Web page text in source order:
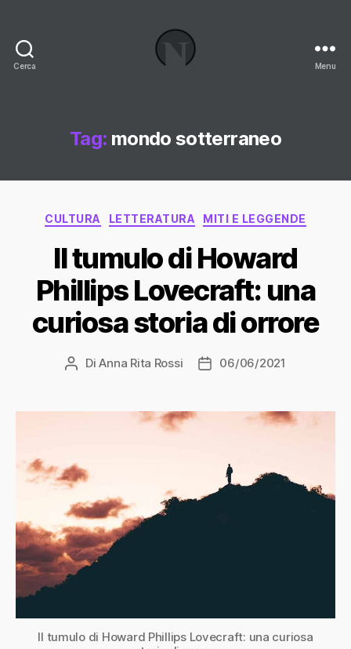
Cerca
Blog
Menu
Tag: mondo sotterraneo
Categorie
CULTURA LETTERATURA MITI E LEGGENDE
Il tumulo di Howard
Phillips Lovecraft: una
curiosa storia di orrore
Autore
DiAnna Rita Rossi
Data06/06/2021
Il tumulo di Howard Phillips Lovecraft: una curiosa